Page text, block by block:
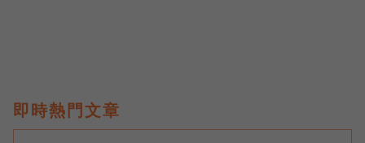
即時熱門文章